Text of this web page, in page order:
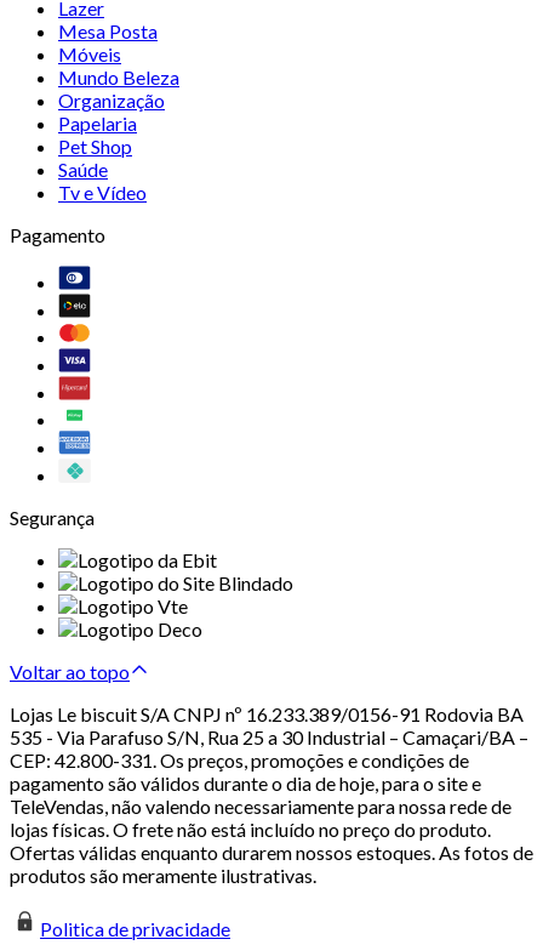
Lazer
Mesa Posta
Móveis
Mundo Beleza
Organização
Papelaria
Pet Shop
Saúde
Tv e Vídeo
Pagamento
Segurança
Voltar ao topo
Lojas Le biscuit S/A CNPJ nº 16.233.389/0156-91 Rodovia BA
535 - Via Parafuso S/N, Rua 25 a 30 Industrial – Camaçari/BA –
CEP: 42.800-331. Os preços, promoções e condições de
pagamento são válidos durante o dia de hoje, para o site e
TeleVendas, não valendo necessariamente para nossa rede de
lojas físicas. O frete não está incluído no preço do produto.
Ofertas válidas enquanto durarem nossos estoques. As fotos de
produtos são meramente ilustrativas.
Politica de privacidade